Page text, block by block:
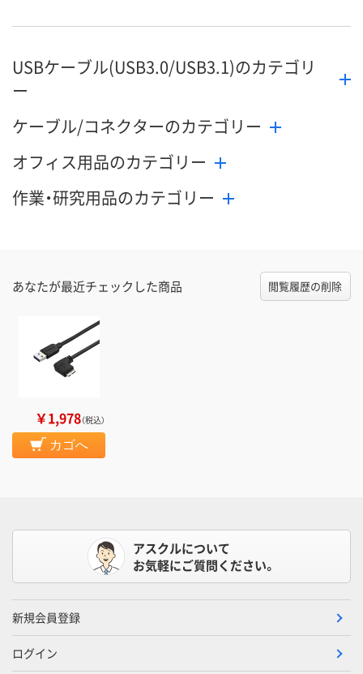
USBケーブル(USB3.0/USB3.1)のカテゴリ
ー
ケーブル/コネクターのカテゴリー
オフィス用品のカテゴリー
作業・研究用品のカテゴリー
あなたが最近チェックした商品 閲覧履歴の削除
￥1,978（税込）
カゴへ
アスクルについて
お気軽にご質問ください。
新規会員登録
ログイン